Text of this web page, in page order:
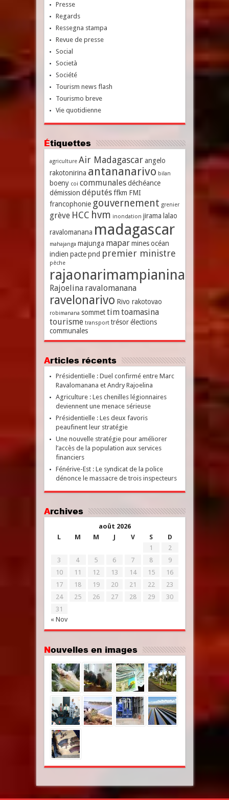
Presse
Regards
Ressegna stampa
Revue de presse
Social
Società
Société
Tourism news flash
Tourismo breve
Vie quotidienne
Étiquettes
agriculture Air Madagascar angelo
rakotonirina antananarivo bilan
boeny coi communales déchéance
démission députés ffkm FMI
francophonie gouvernement grenier
grève HCC hvm inondation jirama lalao
ravalomanana madagascar
mahajanga majunga mapar mines océan
indien pacte pnd premier ministre
pêche
rajaonarimampianina
Rajoelina ravalomanana
ravelonarivo Rivo rakotovao
robimanana sommet timtoamasina
tourisme transport trésor élections
communales
Articles récents
Présidentielle : Duel confirmé entre Marc
Ravalomanana et Andry Rajoelina
Agriculture : Les chenilles légionnaires
deviennent une menace sérieuse
Présidentielle : Les deux favoris
peaufinent leur stratégie
Une nouvelle stratégie pour améliorer
l’accès de la population aux services
financiers
Fénérive-Est : Le syndicat de la police
dénonce le massacre de trois inspecteurs
Archives
août 2026
L
M M J V S D
« Nov
1
2
3
4 5 6 7 8
9
10
11 12 13 14 15
16
17
18 19 20 21 22
23
24
25 26 27 28 29
30
31
Nouvelles en images